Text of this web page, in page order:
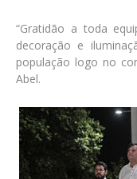
“Gratidão a toda
decoração e
população logo no
Abel.